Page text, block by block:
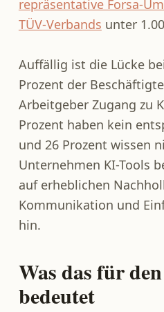
repräsentative Forsa-
TÜV-Verbands unter
Auffällig ist die Lücke
Prozent der
Arbeitgeber Zugang zu
Prozent haben kein
und 26 Prozent wissen
Unternehmen KI-Tools
auf erheblichen
Kommunikation und
hin.
Was das für
bedeutet